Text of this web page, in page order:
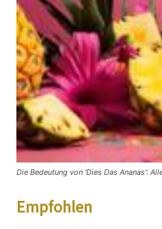
Die Bedeutung von 'Dies Das Ananas':
Empfohlen